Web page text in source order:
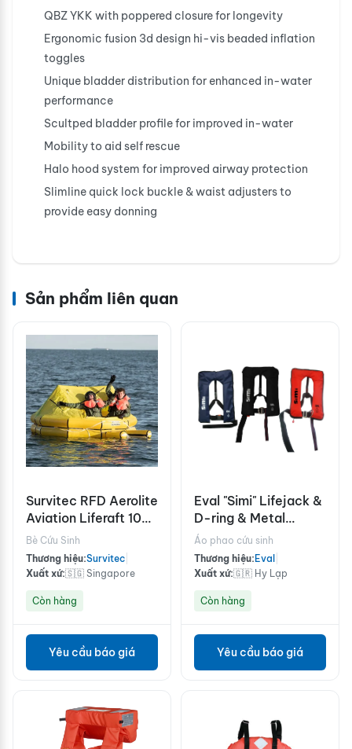
QBZ YKK with poppered closure for longevity
Ergonomic fusion 3d design hi-vis beaded inflation
toggles
Unique bladder distribution for enhanced in-water
performance
Scultped bladder profile for improved in-water
Mobility to aid self rescue
Halo hood system for improved airway protection
Slimline quick lock buckle & waist adjusters to
provide easy donning
Sản phẩm liên quan
Survitec RFD Aerolite
Aviation Liferaft 10
Person
Bè Cứu Sinh
Thương hiệu:Survitec
Xuất xứ:🇸🇬 Singapore
Còn hàng
Yêu cầu báo giá
Eval "Simi" Lifejack &
D-ring & Metal
Buckle & Crotch
Strap
Áo phao cứu sinh
Thương hiệu: Eval
Xuất xứ:🇬🇷 Hy Lạp
Còn hàng
Yêu cầu báo giá